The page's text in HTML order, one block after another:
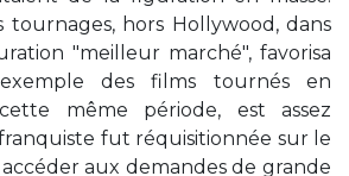
tournages, hors Hollywood, dans
"meilleur marché", favorisa
des films tournés en
même période, est assez
fut réquisitionnée sur le
aux demandes de grande